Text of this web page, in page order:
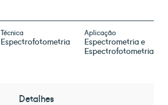
Técnica
Espectrofotometria
Aplicação
Espectrometria e
Espectrofotometria
Detalhes